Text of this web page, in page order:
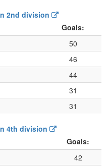
2nd division
Goals:
50
46
44
31
31
4th division
Goals:
42